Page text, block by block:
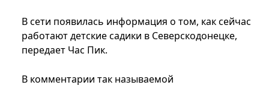
В сети появилась информация о том, как сейчас
работают детские садики в Северскодонецке,
передает Час Пик.
В комментарии так называемой